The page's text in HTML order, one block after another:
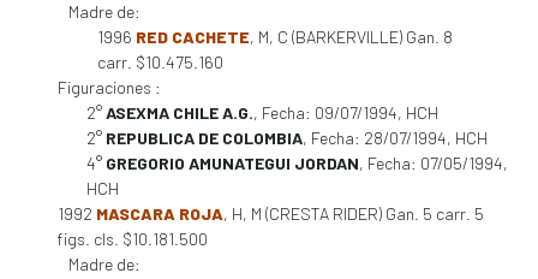
Madre de:
1996 RED CACHETE, M, C (BARKERVILLE) Gan. 8
carr. $10.475.160
Figuraciones :
2°ASEXMA CHILE A.G., Fecha: 09/07/1994, HCH
2° REPUBLICA DE COLOMBIA, Fecha: 28/07/1994, HCH
4° GREGORIO AMUNATEGUI JORDAN, Fecha: 07/05/1994,
HCH
1992 MASCARA ROJA, H, M (CRESTA RIDER) Gan. 5 carr. 5
figs. cls. $10.181.500
Madre de: